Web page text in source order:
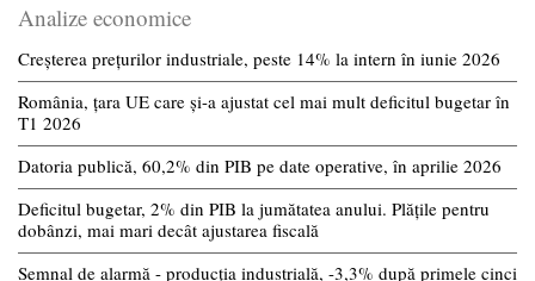
Analize economice
Creșterea prețurilor industriale, peste 14% la intern în iunie 2026
România, țara UE care și-a ajustat cel mai mult deficitul bugetar în
T1 2026
Datoria publică, 60,2% din PIB pe date operative, în aprilie 2026
Deficitul bugetar, 2% din PIB la jumătatea anului. Plățile pentru
dobânzi, mai mari decât ajustarea fiscală
Semnal de alarmă - producția industrială, -3,3% după primele cinci